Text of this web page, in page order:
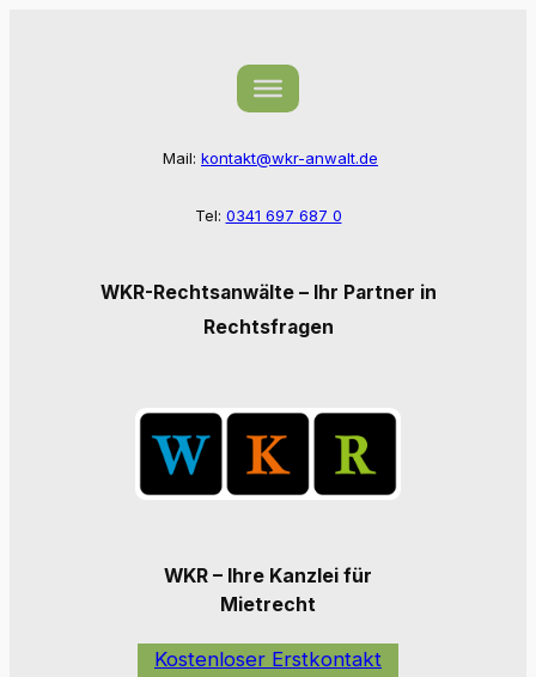
Mail: kontakt@wkr-anwalt.de
Tel: 0341 697 687 0
WKR-Rechtsanwälte – Ihr Partner in
Rechtsfragen
WKR – Ihre Kanzlei für
Mietrecht
Kostenloser Erstkontakt